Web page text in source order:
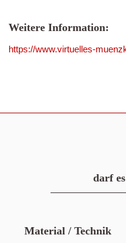
Weitere Information:
https://www.virtuelles-
darf
Material / Technik